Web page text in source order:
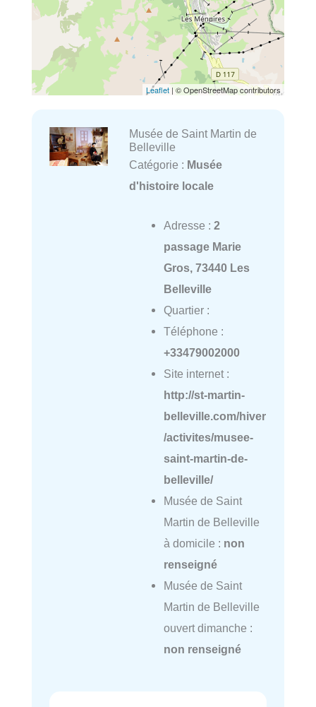
Leaflet | © OpenStreetMap contributors
Musée de Saint Martin de
Belleville
Catégorie : Musée
d'histoire locale
Adresse : 2
passage Marie
Gros, 73440 Les
Belleville
Quartier :
Téléphone :
+33479002000
Site internet :
http://st-martin-
belleville.com/hiver
/activites/musee-
saint-martin-de-
belleville/
Musée de Saint
Martin de Belleville
à domicile : non
renseigné
Musée de Saint
Martin de Belleville
ouvert dimanche :
non renseigné